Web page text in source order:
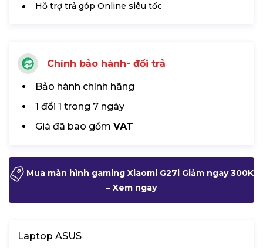
Hỗ trợ trả góp Online siêu tốc
Chính bảo hành- đổi trả
Bảo hành chính hãng
1 đổi 1 trong 7 ngày
Giá đã bao gồm VAT
Mua màn hình gaming Xiaomi G27i Giảm ngay 300K
– Xem ngay
Laptop ASUS